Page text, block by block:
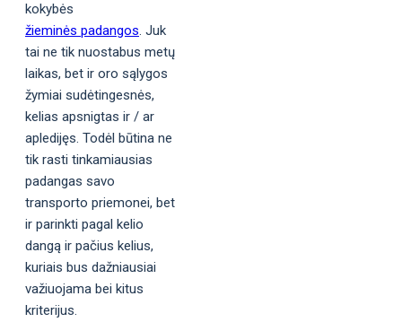
kokybės
žieminės padangos. Juk
tai ne tik nuostabus metų
laikas, bet ir oro sąlygos
žymiai sudėtingesnės,
kelias apsnigtas ir / ar
apledijęs. Todėl būtina ne
tik rasti tinkamiausias
padangas savo
transporto priemonei, bet
ir parinkti pagal kelio
dangą ir pačius kelius,
kuriais bus dažniausiai
važiuojama bei kitus
kriterijus.